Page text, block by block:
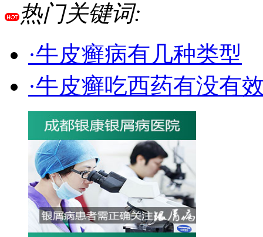
热门关键词:
·牛皮癣病有几种类型
·牛皮癣吃西药有没有